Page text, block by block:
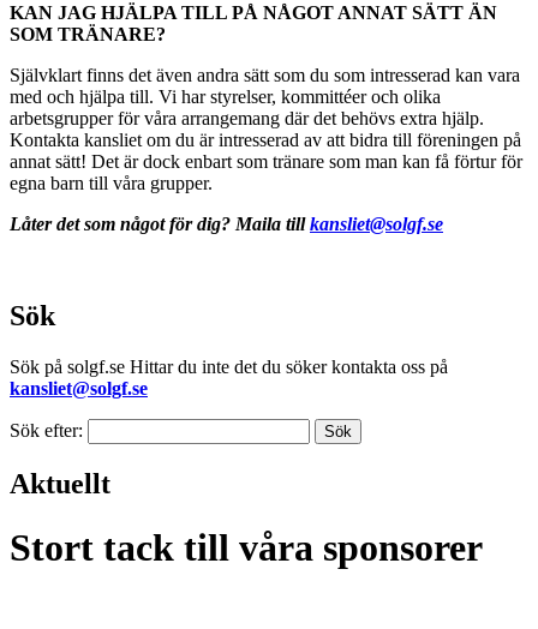
KAN JAG HJÄLPA TILL PÅ NÅGOT ANNAT SÄTT ÄN
SOM TRÄNARE?
Självklart finns det även andra sätt som du som intresserad kan vara
med och hjälpa till. Vi har styrelser, kommittéer och olika
arbetsgrupper för våra arrangemang där det behövs extra hjälp.
Kontakta kansliet om du är intresserad av att bidra till föreningen på
annat sätt! Det är dock enbart som tränare som man kan få förtur för
egna barn till våra grupper.
Låter det som något för dig? Maila tillkansliet@solgf.se
Sök
Sök på solgf.se Hittar du inte det du söker kontakta oss på
kansliet@solgf.se
Sök efter:
Aktuellt
Stort tack till våra sponsorer